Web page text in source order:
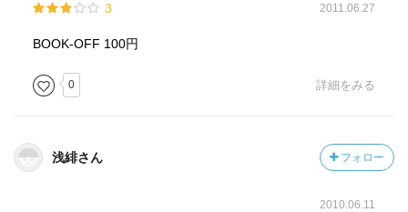
3 2011.06.27
BOOK-OFF 100円
0 詳細をみる
浅緋さん フォロー
2010.06.11